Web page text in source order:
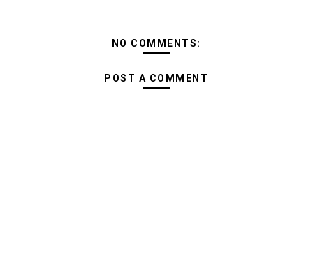
NO COMMENTS:
POST A COMMENT